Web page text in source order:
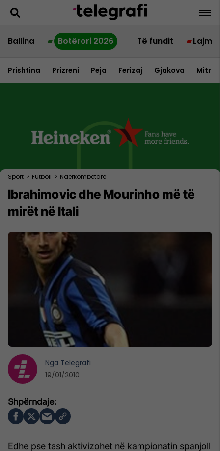
Ballina Botërori 2026 Të fundit Lajme
Prishtina Prizreni Peja Ferizaj Gjakova
Sport > Futboll > Ndërkombëtare
Ibrahimovic dhe Mourinho më të
mirët në Itali
Edhe pse tash aktivizohet në kampionatin spanjoll
Nga Telegrafi
19/01/2010